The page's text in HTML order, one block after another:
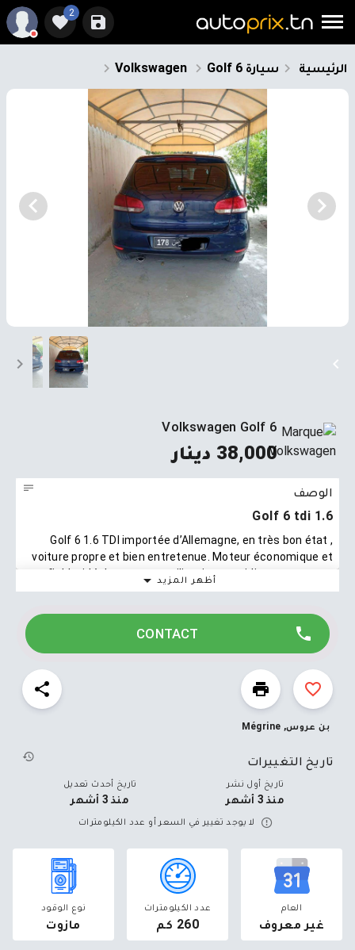
2
الرئيسية سيارة Volkswagen Golf 6
Volkswagen Golf 6
38,000 دينار
الوصف
Golf 6 tdi 1.6
Golf 6 1.6 TDI importée d’Allemagne, en très bon état ,
voiture propre et bien entretenue. Moteur économique et
fiable, idéale pour une utilisation quotidienne avec une
faible consommation, conduite souple et confortable.
écran avec caméra de recul
jantes aluminium
Sièges chauffants
Lave-phares
Abs
papiers en règle.
أظهر المزيد
CONTACT
بن عروس, Mégrine
تاريخ التغييرات
تاريخ أول نشر
منذ 3 أشهر
تاريخ أحدث تعديل
منذ 3 أشهر
لا يوجد تغيير في السعر أو عدد الكيلومترات
العام
غير معروف
عدد الكيلومترات
260 كم
نوع الوقود
مازوت